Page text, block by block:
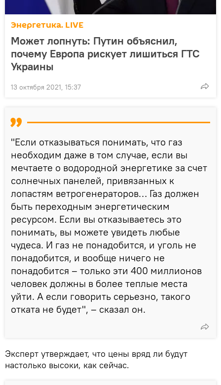
Энергетика. LIVE
Может лопнуть: Путин объяснил,
почему Европа рискует лишиться ГТС
Украины
13 октября 2021, 15:37
"Если отказываться понимать, что газ
необходим даже в том случае, если вы
мечтаете о водородной энергетике за счет
солнечных панелей, привязанных к
лопастям ветрогенераторов… Газ должен
быть переходным энергетическим
ресурсом. Если вы отказываетесь это
понимать, вы можете увидеть любые
чудеса. И газ не понадобится, и уголь не
понадобится, и вообще ничего не
понадобится – только эти 400 миллионов
человек должны в более теплые места
уйти. А если говорить серьезно, такого
отката не будет", – сказал он.
Эксперт утверждает, что цены вряд ли будут
настолько высоки, как сейчас.